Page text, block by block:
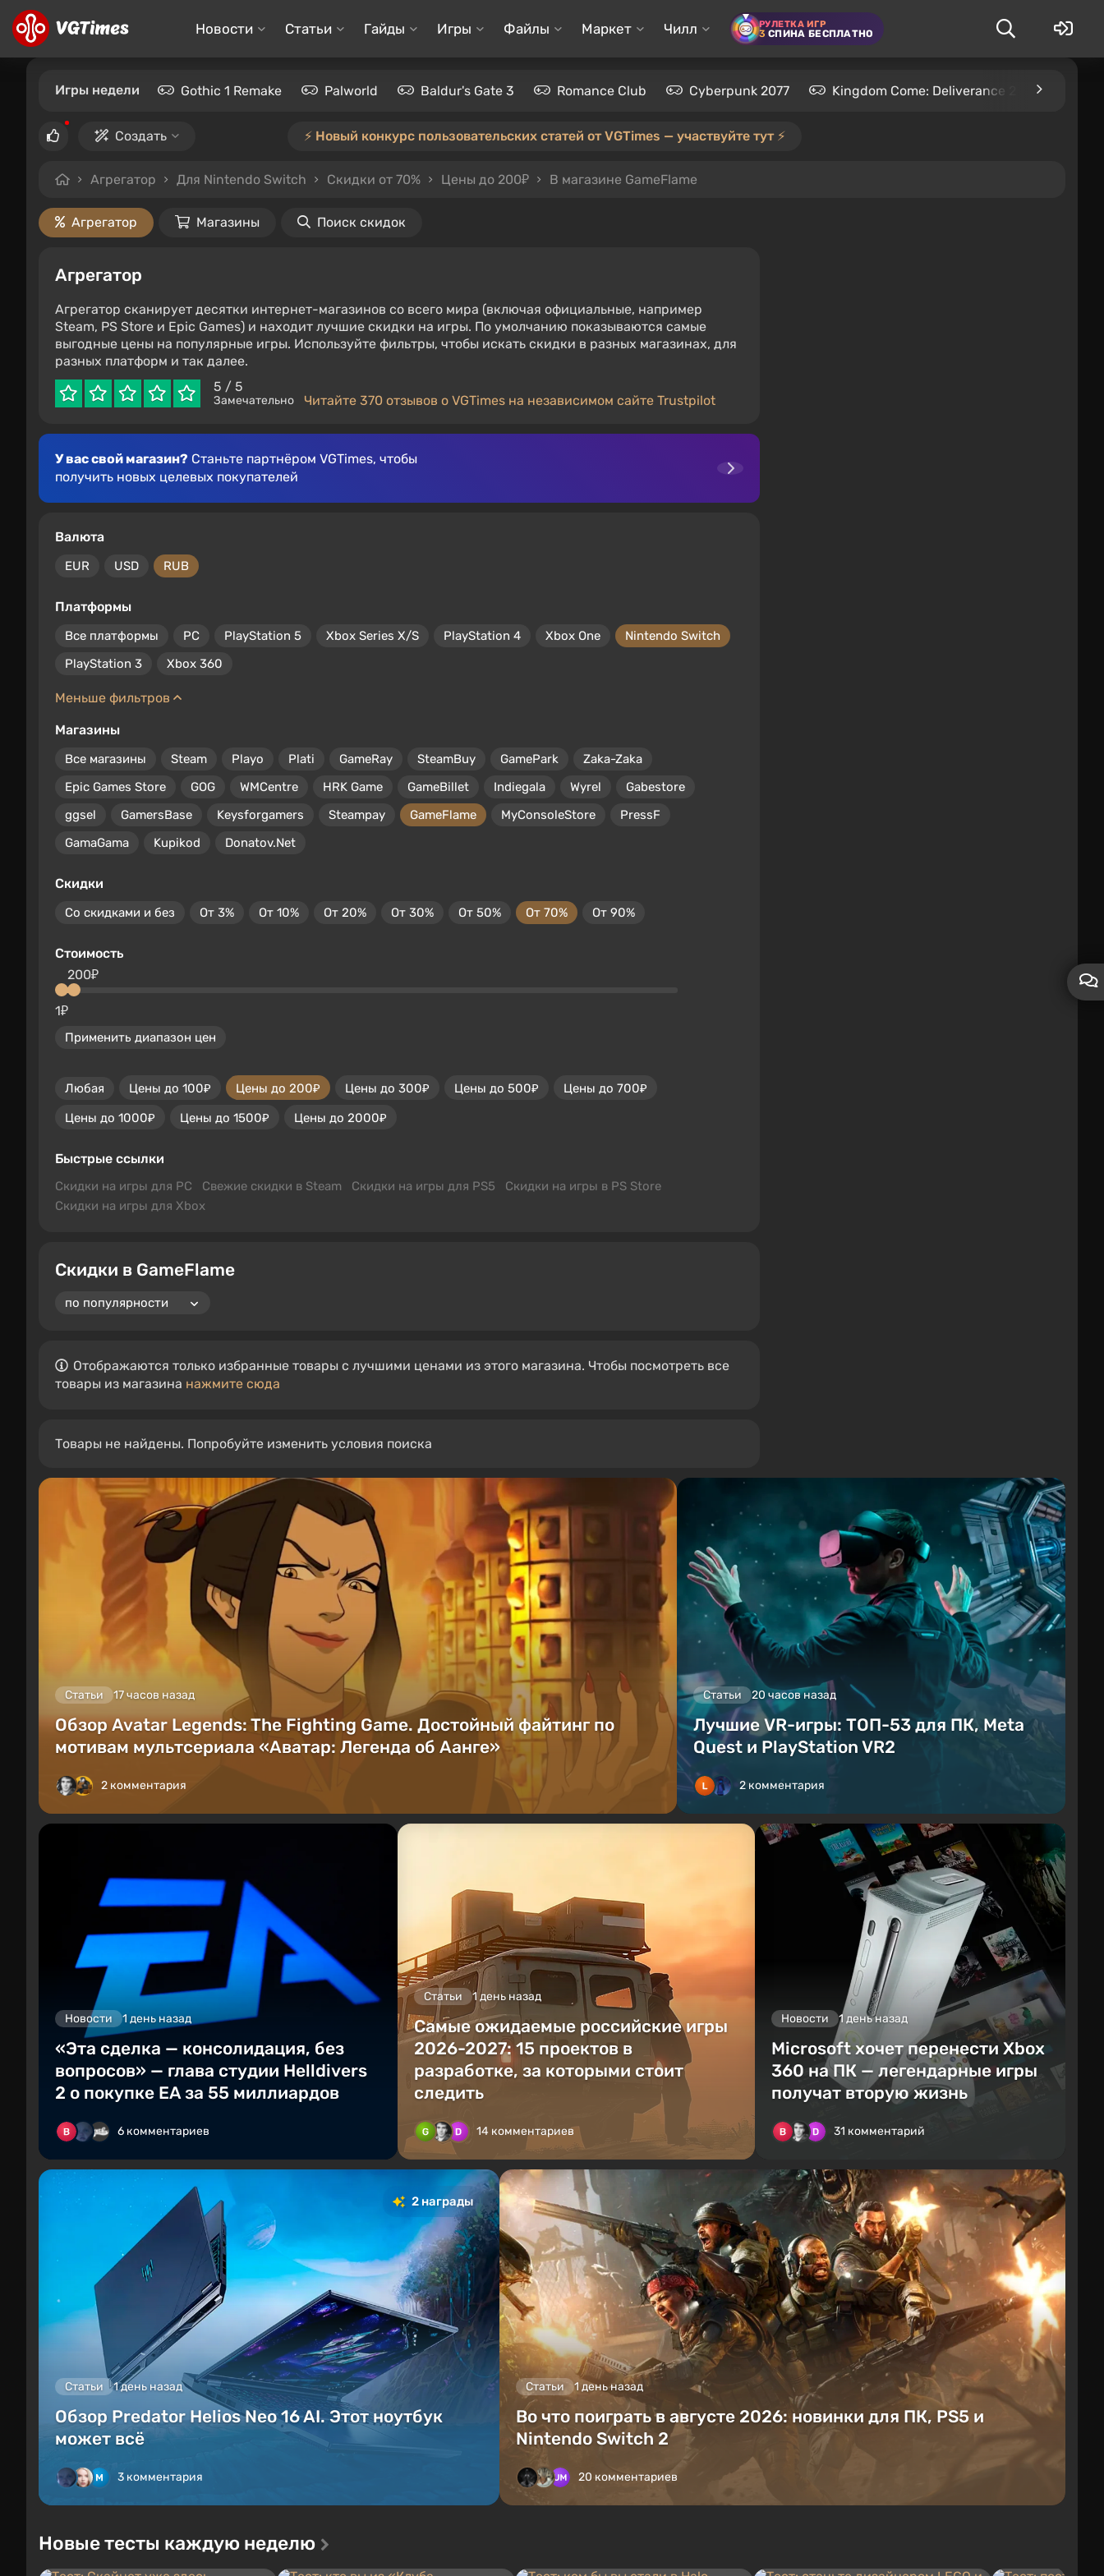
Новости Статьи Гайды Игры Файлы Маркет Чилл РУЛЕТКА ИГР
3 СПИНА БЕСПЛАТНО
Игры недели Gothic 1 Remake Palworld Baldur's Gate 3 Romance Club Cyberpunk 2077 Kingdom Come: Deliverance 2
Создать ⚡️ Новый конкурс пользовательских статей от VGTimes — участвуйте тут ⚡️
Агрегатор Для Nintendo Switch Скидки от 70% Цены до 200₽ В магазине GameFlame
Агрегатор Магазины Поиск скидок
Агрегатор
Агрегатор сканирует десятки интернет-магазинов со всего мира (включая официальные, например
Steam, PS Store и Epic Games) и находит лучшие скидки на игры. По умолчанию показываются самые
выгодные цены на популярные игры. Используйте фильтры, чтобы искать скидки в разных магазинах, для
разных платформ и так далее.
5 / 5
Замечательно Читайте 370 отзывов о VGTimes на независимом сайте Trustpilot
У вас свой магазин? Станьте партнёром VGTimes, чтобы
получить новых целевых покупателей
Валюта
EUR USD RUB
Платформы
Все платформы PC PlayStation 5 Xbox Series X/S PlayStation 4 Xbox One
Nintendo Switch
PlayStation 3
Xbox 360
Меньше фильтров
Магазины
Все магазины Steam Playo Plati GameRay SteamBuy GamePark
Zaka-Zaka
Epic Games Store
GOG WMCentre HRK Game GameBillet Indiegala Wyrel
Gabestore
ggsel
GamersBase Keysforgamers Steampay GameFlame MyConsoleStore
PressF
GamaGama
Kupikod Donatov.Net
Скидки
Со скидками и без От 3% От 10% От 20% От 30% От 50% От 70% От 90%
Стоимость
1₽
200₽
Применить диапазон цен
Любая Цены до 100₽ Цены до 200₽ Цены до 300₽ Цены до 500₽
Цены до 700₽
Цены до 1000₽
Цены до 1500₽ Цены до 2000₽
Быстрые ссылки
Скидки на игры для PC Свежие скидки в Steam Скидки на игры для PS5
Скидки на игры в PS Store
Скидки на игры для Xbox
Скидки в GameFlame
Отображаются только избранные товары с лучшими ценами из этого магазина. Чтобы посмотреть все
товары из магазина нажмите сюда
Товары не найдены. Попробуйте изменить условия поиска
Статьи 17 часов назад
Обзор Avatar Legends: The Fighting Game. Достойный файтинг по
мотивам мультсериала «Аватар: Легенда об Аанге»
2 комментария
Статьи 20 часов назад
Лучшие VR-игры: ТОП-53 для ПК, Meta
Quest и PlayStation VR2
2 комментария
Новости 1 день назад
«Эта сделка — консолидация, без
вопросов» — глава студии Helldivers
2 о покупке EA за 55 миллиардов
6 комментариев
Статьи 1 день назад
Самые ожидаемые российские игры
2026-2027: 15 проектов в
разработке, за которыми стоит
следить
14 комментариев
Новости 1 день назад
Microsoft хочет перенести Xbox
360 на ПК — легендарные игры
получат вторую жизнь
31 комментарий
2 награды
Статьи 1 день назад
Обзор Predator Helios Neo 16 AI. Этот ноутбук
может всё
3 комментария
Статьи 1 день назад
Во что поиграть в августе 2026: новинки для ПК, PS5 и
Nintendo Switch 2
20 комментариев
Новые тесты каждую неделю